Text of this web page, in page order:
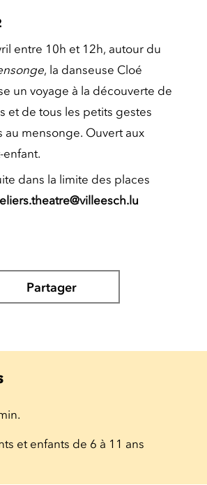
entre 10h et 12h, autour du
, la danseuse Cloé
un voyage à la découverte de
et de tous les petits gestes
au mensonge. Ouvert aux
dans la limite des places
Partager
et enfants de 6 à 11 ans